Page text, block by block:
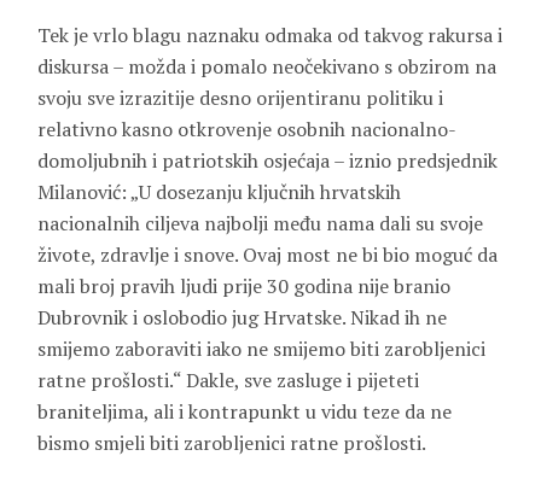
Tek je vrlo blagu naznaku odmaka od takvog rakursa i
diskursa – možda i pomalo neočekivano s obzirom na
svoju sve izrazitije desno orijentiranu politiku i
relativno kasno otkrovenje osobnih nacionalno-
domoljubnih i patriotskih osjećaja – iznio predsjednik
Milanović: „U dosezanju ključnih hrvatskih
nacionalnih ciljeva najbolji među nama dali su svoje
živote, zdravlje i snove. Ovaj most ne bi bio moguć da
mali broj pravih ljudi prije 30 godina nije branio
Dubrovnik i oslobodio jug Hrvatske. Nikad ih ne
smijemo zaboraviti iako ne smijemo biti zarobljenici
ratne prošlosti.“ Dakle, sve zasluge i pijeteti
braniteljima, ali i kontrapunkt u vidu teze da ne
bismo smjeli biti zarobljenici ratne prošlosti.